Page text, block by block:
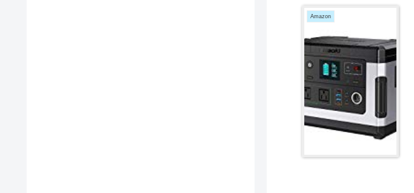
Amazon